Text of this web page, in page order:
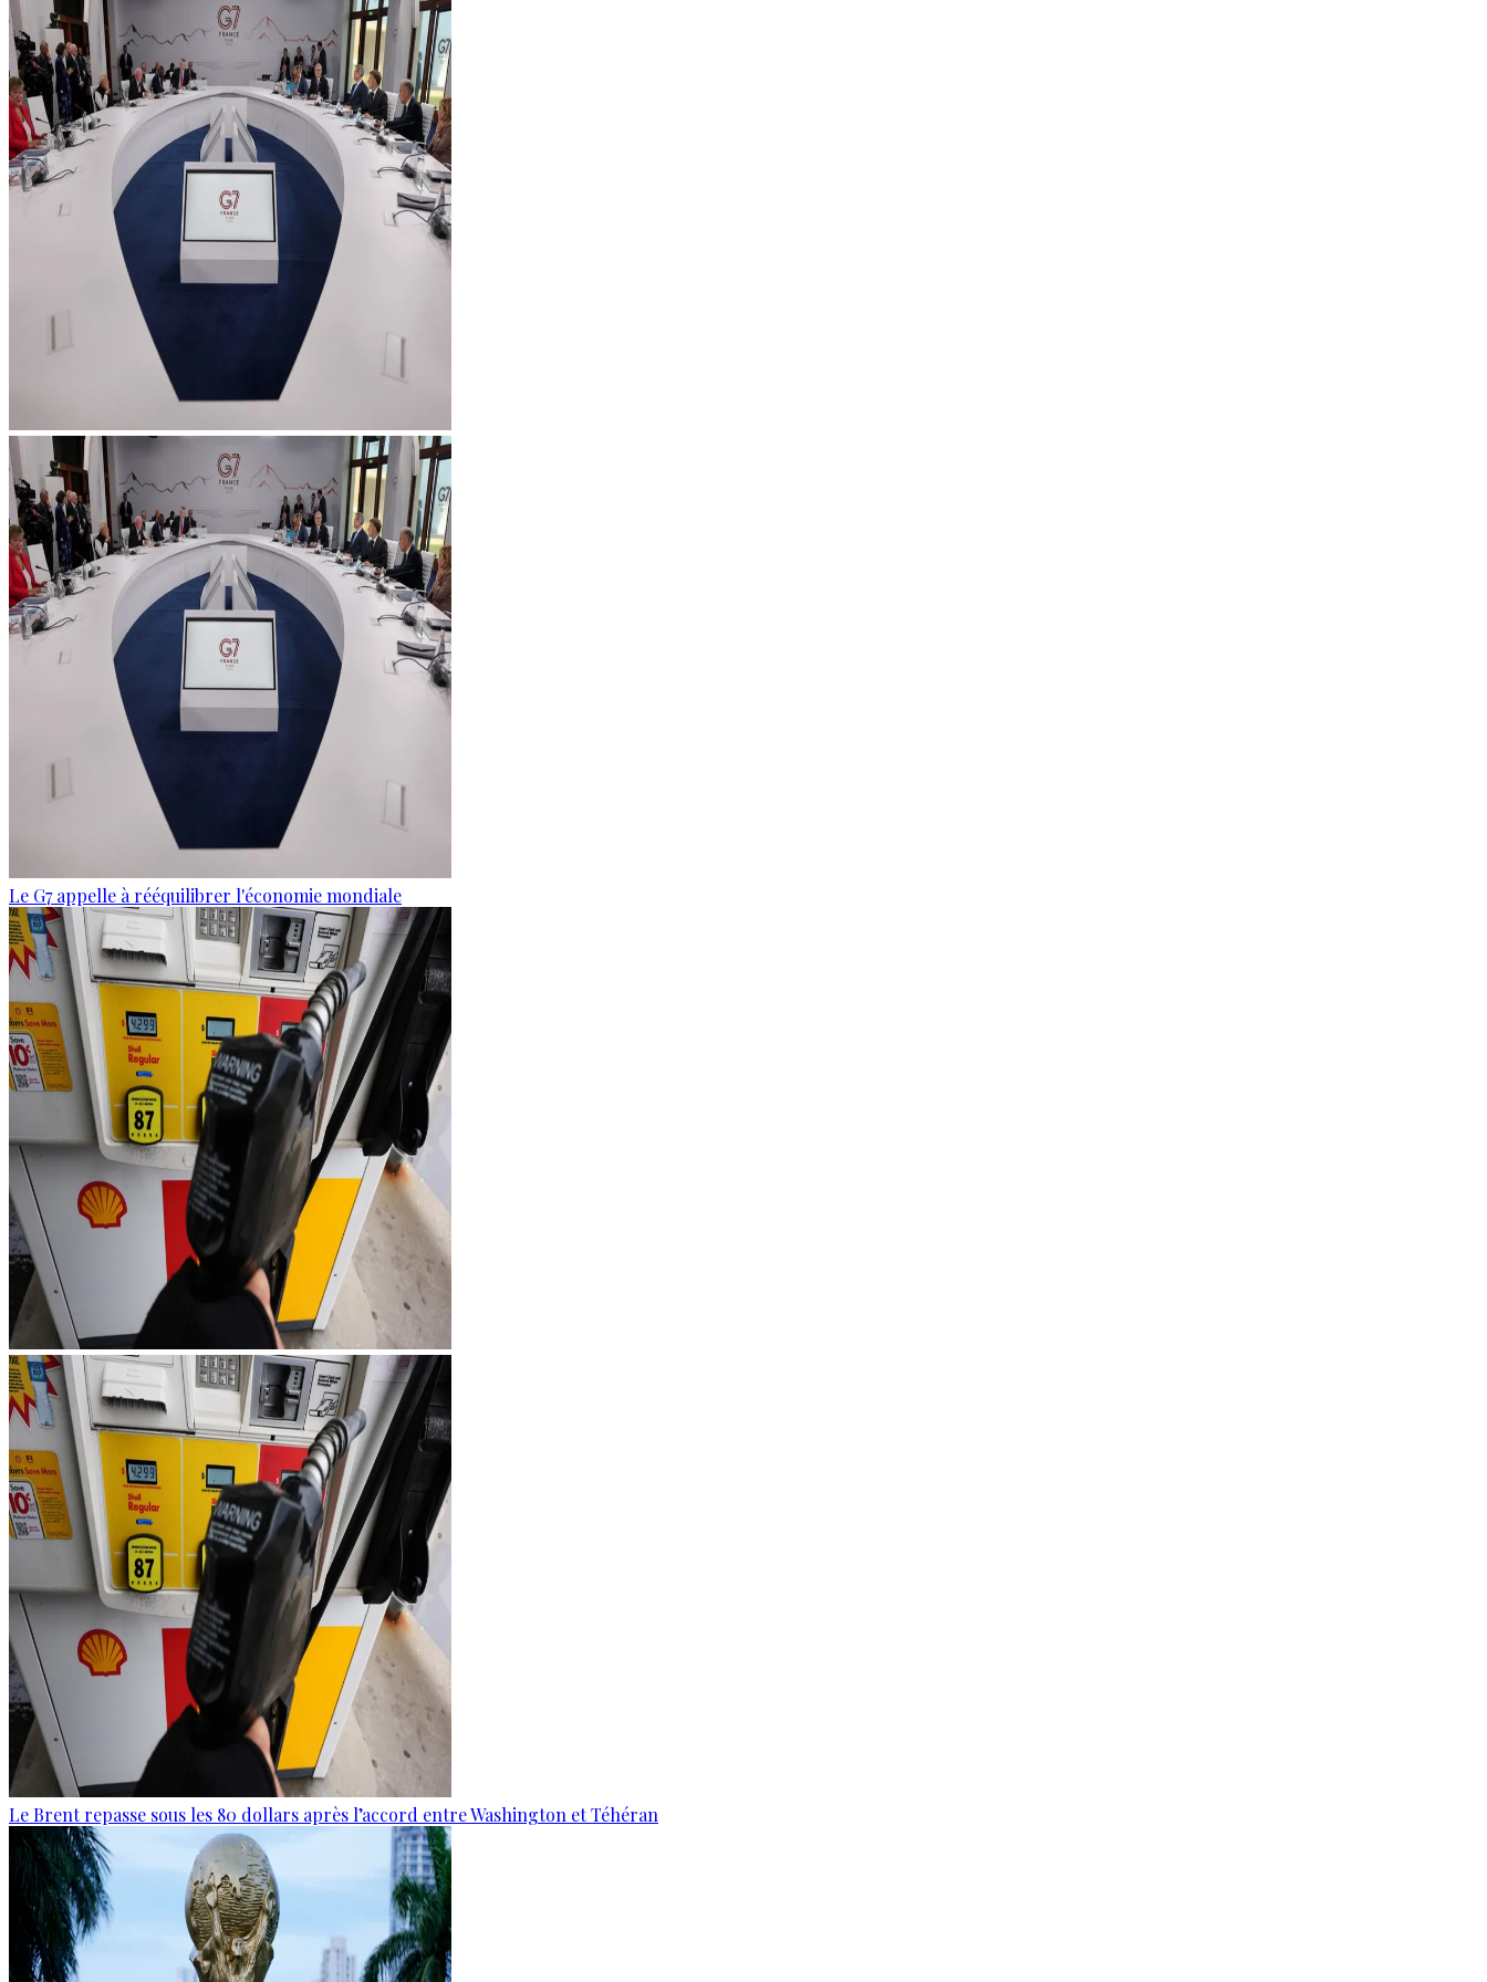
Le G7 appelle à rééquilibrer l'économie mondiale
Le Brent repasse sous les 80 dollars après l’accord entre Washington et Téhéran